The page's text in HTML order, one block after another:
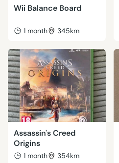
Wii Balance Board
1 month 345km
Assassin's Creed
Origins
1 month 354km